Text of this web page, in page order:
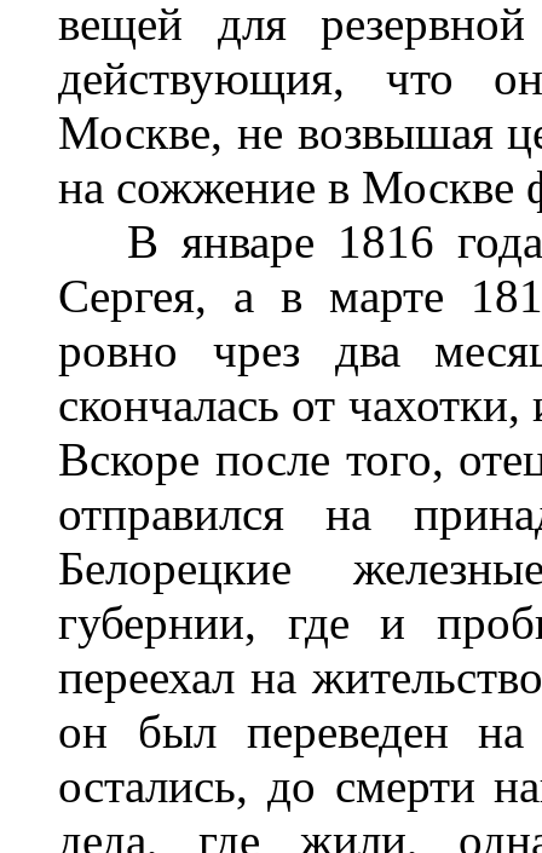
вещей для
действующия, что
Москве, не возвышая
на сожжение в Москве
В январе 1816
Сергея, а в марте
ровно чрез два
скончалась от
Вскоре после того,
отправился на
Белорецкие
губернии, где и
переехал на
он был переведен
остались, до смерти
деда, где жили,